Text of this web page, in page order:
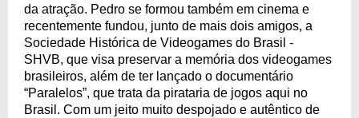
da atração. Pedro se formou também em cinema e
recentemente fundou, junto de mais dois amigos, a
Sociedade Histórica de Videogames do Brasil -
SHVB, que visa preservar a memória dos videogames
brasileiros, além de ter lançado o documentário
“Paralelos”, que trata da pirataria de jogos aqui no
Brasil. Com um jeito muito despojado e autêntico de